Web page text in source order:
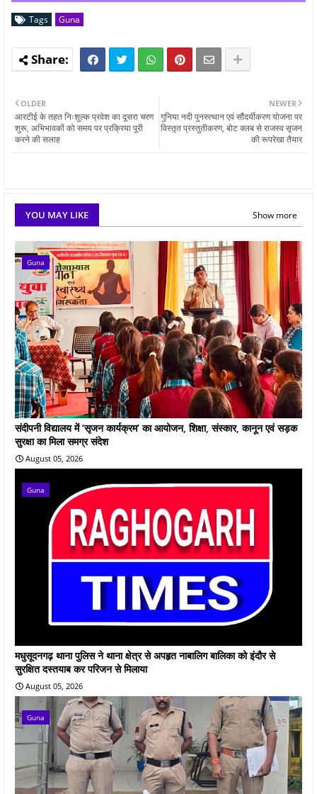
Tags Guna
NEWER
गुनिया नदी पुनरुत्थान एवं सौंदर्यीकरण योजना पर
विस्तृत प्रस्तुतीकरण, बोट क्लब से राजस्व सृजन
की रूपरेखा तैयार
OLDER
आरटीई के तहत निःशुल्क प्रवेश का दूसरा चरण
शुरू, अभिभावकों को समय पर प्रक्रिया पूरी
करने की सलाह
YOU MAY LIKE Show more
Guna
संदीपनी विद्यालय में ‘सृजन कार्यक्रम’ का आयोजन, शिक्षा, संस्कार, कानून एवं सड़क
सुरक्षा का मिला समग्र संदेश
August 05, 2026
Guna
मधुसूदनगढ़ थाना पुलिस ने थाना क्षेत्र से अपहृत नाबालिग बालिका को इंदौर से
सुरक्षित दस्तयाब कर परिजन से मिलाया
August 05, 2026
Guna